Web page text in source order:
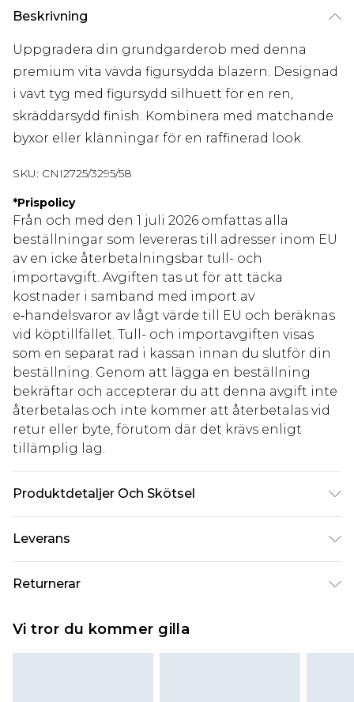
Beskrivning
Uppgradera din grundgarderob med denna
premium vita vävda figursydda blazern. Designad
i vävt tyg med figursydd silhuett för en ren,
skräddarsydd finish. Kombinera med matchande
byxor eller klänningar för en raffinerad look.
SKU: CNI2725/3295/58
*Prispolicy
Från och med den 1 juli 2026 omfattas alla
beställningar som levereras till adresser inom EU
av en icke återbetalningsbar tull- och
importavgift. Avgiften tas ut för att täcka
kostnader i samband med import av
e‑handelsvaror av lågt värde till EU och beräknas
vid köptillfället. Tull- och importavgiften visas
som en separat rad i kassan innan du slutför din
beställning. Genom att lägga en beställning
bekräftar och accepterar du att denna avgift inte
återbetalas och inte kommer att återbetalas vid
retur eller byte, förutom där det krävs enligt
tillämplig lag.
Produktdetaljer Och Skötsel
Leverans
Standardleverans Sverige
kr80
Expressleverans Sverige
Returnerar
på dig att skicka tillbaka något från den dag du
Vi tror du kommer gilla